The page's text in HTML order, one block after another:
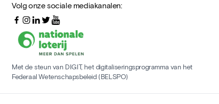
Volg onze sociale mediakanalen:
Met de steun van DIGIT, het digitaliseringsprogramma van het
Federaal Wetenschapsbeleid (BELSPO)